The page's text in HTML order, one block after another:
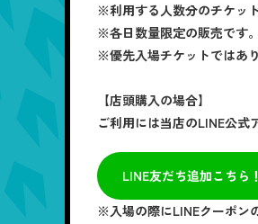
※利用する人数分のチケッ
※各日数量限定の販売です
※優先入場チケットではあ
【店頭購入の場合】
ご利用には当店のLINE公式
LINE友だち追加こちら！
※入場の際にLINEクーポン